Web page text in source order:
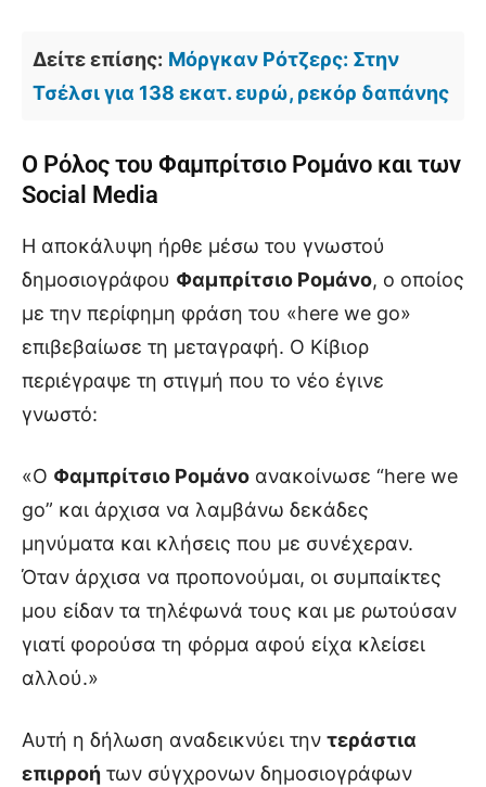
Δείτε επίσης: Μόργκαν Ρότζερς: Στην
Τσέλσι για 138 εκατ. ευρώ, ρεκόρ δαπάνης
Ο Ρόλος του Φαμπρίτσιο Ρομάνο και των
Social Media
Η αποκάλυψη ήρθε μέσω του γνωστού
δημοσιογράφου Φαμπρίτσιο Ρομάνο, ο οποίος
με την περίφημη φράση του «here we go»
επιβεβαίωσε τη μεταγραφή. Ο Κίβιορ
περιέγραψε τη στιγμή που το νέο έγινε
γνωστό:
«Ο Φαμπρίτσιο Ρομάνο ανακοίνωσε “here we
go” και άρχισα να λαμβάνω δεκάδες
μηνύματα και κλήσεις που με συνέχεραν.
Όταν άρχισα να προπονούμαι, οι συμπαίκτες
μου είδαν τα τηλέφωνά τους και με ρωτούσαν
γιατί φορούσα τη φόρμα αφού είχα κλείσει
αλλού.»
Αυτή η δήλωση αναδεικνύει την τεράστια
επιρροή των σύγχρονων δημοσιογράφων